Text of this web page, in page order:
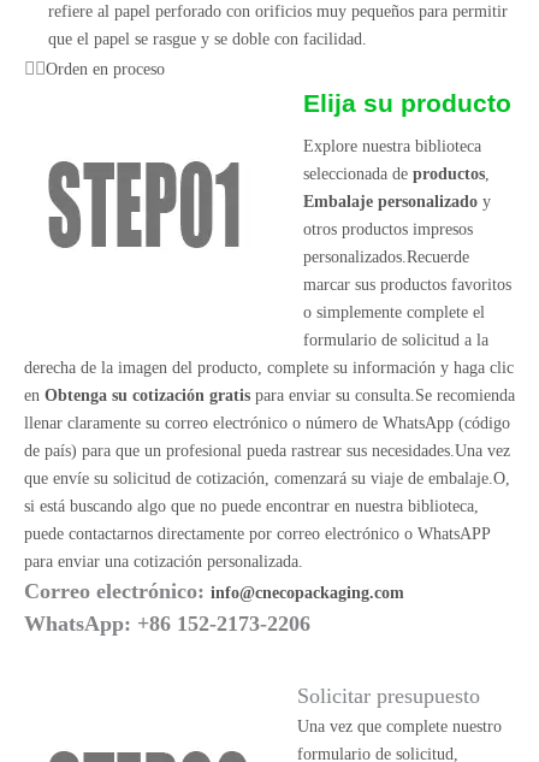
refiere al papel perforado con orificios muy pequeños para permitir
que el papel se rasgue y se doble con facilidad.
Orden en proceso
Elija su producto
Explore nuestra biblioteca
seleccionada de productos,
Embalaje personalizadoy
otros productos impresos
personalizados.Recuerde
marcar sus productos favoritos
o simplemente complete el
formulario de solicitud a la
derecha de la imagen del producto, complete su información y haga clic
en Obtenga su cotización gratis para enviar su consulta.Se recomienda
llenar claramente su correo electrónico o número de WhatsApp (código
de país) para que un profesional pueda rastrear sus necesidades.Una vez
que envíe su solicitud de cotización, comenzará su viaje de embalaje.O,
si está buscando algo que no puede encontrar en nuestra biblioteca,
puede contactarnos directamente por correo electrónico o WhatsAPP
para enviar una cotización personalizada.
Correo electrónico: info@cnecopackaging.com
WhatsApp: +86 152-2173-2206
Solicitar presupuesto
Una vez que complete nuestro
formulario de solicitud,